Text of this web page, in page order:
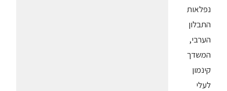
נפלאות
התבלון
הערבי,
המשדך
קינמון
לעלי